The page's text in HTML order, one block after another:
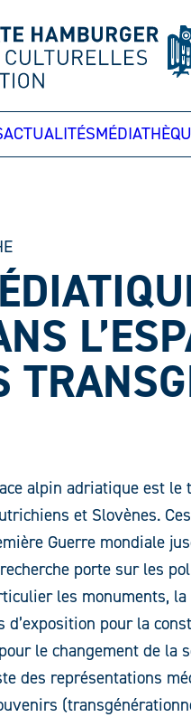
ACTUALITÉS
alpin adriatique est
et Slovènes.
Guerre mondiale
porte sur les
les monuments,
pour la
le changement de la
des représentations